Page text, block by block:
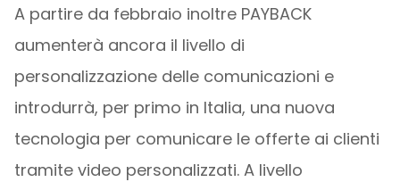
A partire da febbraio inoltre PAYBACK
aumenterà ancora il livello di
personalizzazione delle comunicazioni e
introdurrà, per primo in Italia, una nuova
tecnologia per comunicare le offerte ai clienti
tramite video personalizzati. A livello